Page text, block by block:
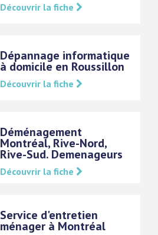
Découvrir la fiche
Dépannage informatique
à domicile en Roussillon
Découvrir la fiche
Déménagement
Montréal, Rive-Nord,
Rive-Sud. Demenageurs
Découvrir la fiche
Service d'entretien
ménager à Montréal